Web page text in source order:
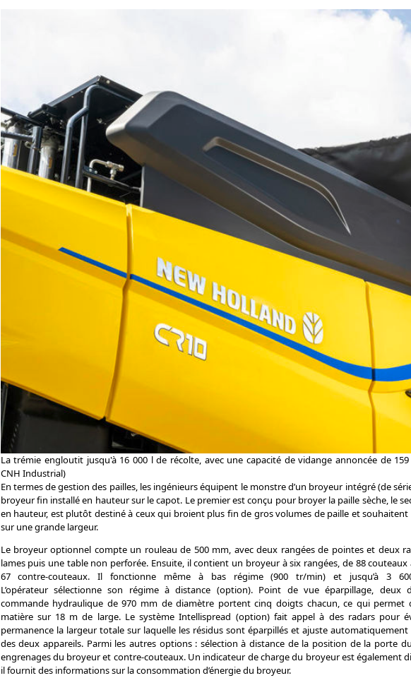
La trémie engloutit jusqu'à 16 000 l de récolte, avec une capacité de vidange annoncée de
CNH Industrial)
En termes de gestion des pailles, les ingénieurs équipent le monstre d’un broyeur intégré (de
broyeur fin installé en hauteur sur le capot. Le premier est conçu pour broyer la paille sèche, le
en hauteur, est plutôt destiné à ceux qui broient plus fin de gros volumes de paille et souhaitent
sur une grande largeur.
Le broyeur optionnel compte un rouleau de 500 mm, avec deux rangées de pointes et deux
lames puis une table non perforée. Ensuite, il contient un broyeur à six rangées, de 88 couteaux
67 contre-couteaux. Il fonctionne même à bas régime (900 tr/min) et jusqu’à 3
L’opérateur sélectionne son régime à distance (option). Point de vue éparpillage, deux
commande hydraulique de 970 mm de diamètre portent cinq doigts chacun, ce qui permet
matière sur 18 m de large. Le système Intellispread (option) fait appel à des radars pour
permanence la largeur totale sur laquelle les résidus sont éparpillés et ajuste automatiquement
des deux appareils. Parmi les autres options : sélection à distance de la position de la porte
engrenages du broyeur et contre-couteaux. Un indicateur de charge du broyeur est également
il fournit des informations sur la consommation d’énergie du broyeur.